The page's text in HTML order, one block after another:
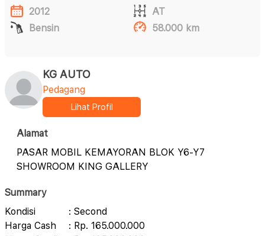
2012
AT
Bensin
58.000 km
KG AUTO
Pedagang
Lihat Profil
Alamat
PASAR MOBIL KEMAYORAN BLOK Y6-Y7
SHOWROOM KING GALLERY
Summary
Kondisi
: Second
Harga Cash
: Rp. 165.000.000